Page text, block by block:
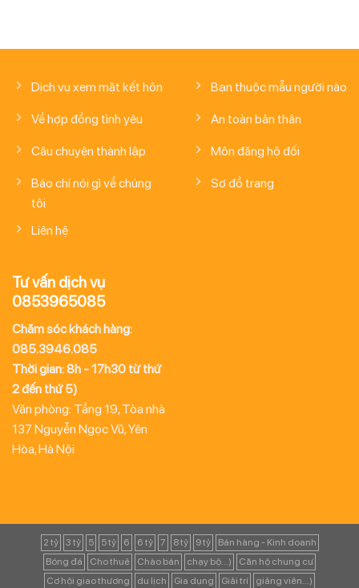
Dịch vụ xem mặt kết hôn
Về hợp đồng tình yêu
Câu chuyện thành lập
Báo chí nói gì về chúng
tôi
Liên hệ
Bạn thuộc mẫu người nào
An toàn bản thân
Môn đăng hộ đối
Sơ đồ trang
Tư vấn dịch vụ
0853965085
Chăm sóc khách hàng:
085.3946.085
Thời gian: 8h - 17h30 từ thứ
2 đến thứ 5)
Văn phòng: Tầng 19, Tòa nhà
137 Nguyễn Ngọc Vũ, Yên
Hòa, Hà Nội
2 tỷ 3 tỷ 5 5 tỷ 6 6 tỷ 7 8 tỷ 9 tỷ
Bán hàng - Kinh doanh
Bóng đá
Cho thuê Chào bán chạy bộ...)
Căn hộ chung cư
Cơ hội giao thương
du lịch Gia dụng Giải trí
giảng viên...)